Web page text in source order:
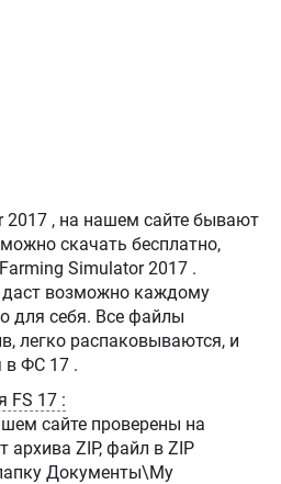
скачать бесплатно,
Simulator 2017 .
возможно каждому
для себя. Все файлы
легко распаковываются, и
легко устанавливаются в ФС 17 .
Как установить мод для FS 17 :
сайте проверены на
ZIP, файл в ZIP
Документы\My